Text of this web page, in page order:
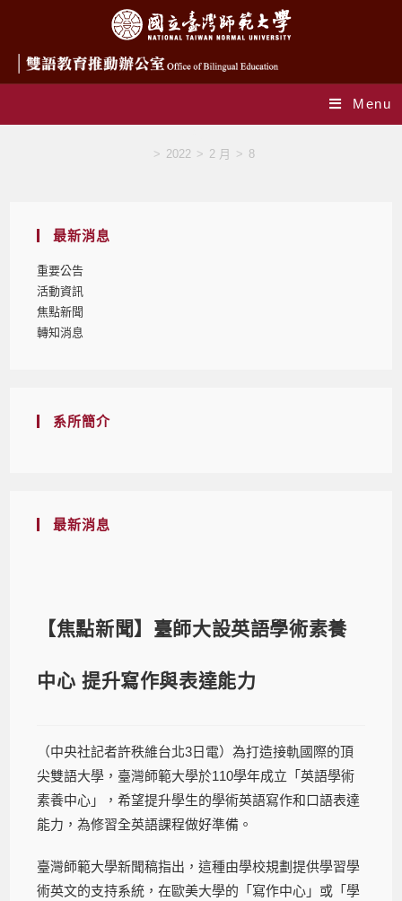
Menu
> 2022 > 2 月 > 8
最新消息
重要公告
活動資訊
焦點新聞
轉知消息
系所簡介
最新消息
【焦點新聞】臺師大設英語學術素養
中心 提升寫作與表達能力
（中央社記者許秩維台北3日電）為打造接軌國際的頂
尖雙語大學，臺灣師範大學於110學年成立「英語學術
素養中心」，希望提升學生的學術英語寫作和口語表達
能力，為修習全英語課程做好準備。
臺灣師範大學新聞稿指出，這種由學校規劃提供學習學
術英文的支持系統，在歐美大學的「寫作中心」或「學